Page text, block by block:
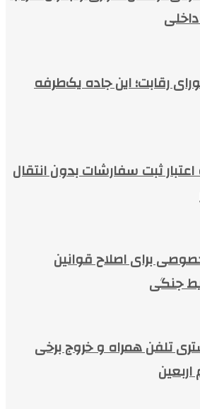
۸۵۶ شورای رقابت؛ این جاده یک‌طرفه
ثبت سفارشات بدون انتقال
برای اصلاح قوانین
جنگی
تلفن همراه و خروج برخی